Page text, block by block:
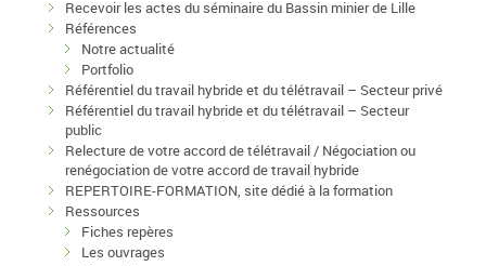
Recevoir les actes du séminaire du Bassin minier de Lille
Références
Notre actualité
Portfolio
Référentiel du travail hybride et du télétravail – Secteur privé
Référentiel du travail hybride et du télétravail – Secteur
public
Relecture de votre accord de télétravail / Négociation ou
renégociation de votre accord de travail hybride
REPERTOIRE-FORMATION, site dédié à la formation
Ressources
Fiches repères
Les ouvrages